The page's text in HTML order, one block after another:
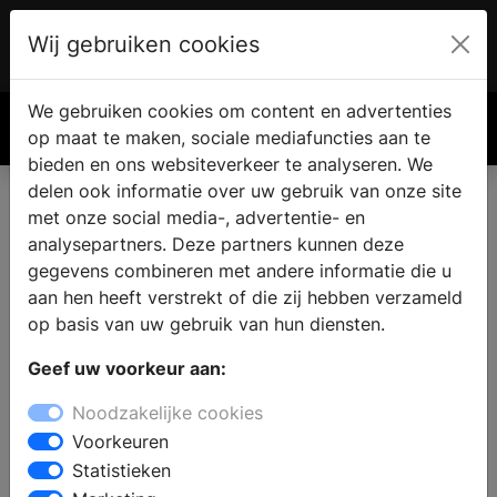
€ 0.00
Wij gebruiken cookies
We gebruiken cookies om content en advertenties
op maat te maken, sociale mediafuncties aan te
bieden en ons websiteverkeer te analyseren. We
delen ook informatie over uw gebruik van onze site
met onze social media-, advertentie- en
analysepartners. Deze partners kunnen deze
gegevens combineren met andere informatie die u
aan hen heeft verstrekt of die zij hebben verzameld
op basis van uw gebruik van hun diensten.
Geef uw voorkeur aan:
Noodzakelijke cookies
Voorkeuren
Statistieken